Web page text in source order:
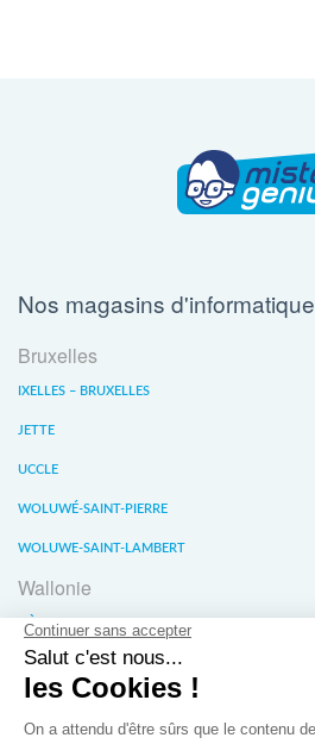
Nos magasins d'informatique
Bruxelles
IXELLES – BRUXELLES
JETTE
UCCLE
WOLUWÉ-SAINT-PIERRE
WOLUWE-SAINT-LAMBERT
Wallonie
LIÈGE
WATERLOO
WAVRE